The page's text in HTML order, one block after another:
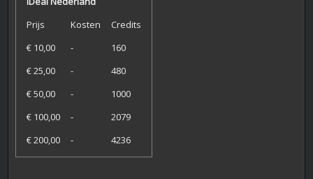
Prijs
Kosten
Credits
€ 10,00
-
160
€ 25,00
-
480
€ 50,00
-
1000
€ 100,00
-
2079
€ 200,00
- 4236